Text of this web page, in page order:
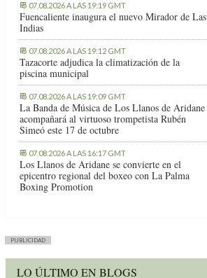
07.08.2026 A LAS 19:19 GMT
Fuencaliente inaugura el nuevo Mirador de Las
Indias
07.08.2026 A LAS 19:12 GMT
Tazacorte adjudica la climatización de la
piscina municipal
07.08.2026 A LAS 19:09 GMT
La Banda de Música de Los Llanos de Aridane
acompañará al virtuoso trompetista Rubén
Simeó este 17 de octubre
07.08.2026 A LAS 16:17 GMT
Los Llanos de Aridane se convierte en el
epicentro regional del boxeo con La Palma
Boxing Promotion
PUBLICIDAD
LO ÚLTIMO EN BLOGS